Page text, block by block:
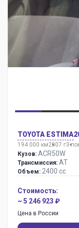
TOYOTA ESTIMA
194 000 км2007 г3
Кузов: ACR50W
Трансмиссия: AT
Объем: 2400 сс
Стоимость:
~ 5 246 923 ₽
Цена в России